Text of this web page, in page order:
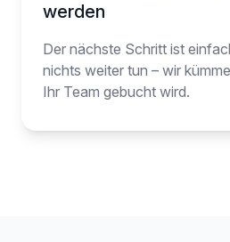
werden
Der nächste Schritt ist
nichts weiter tun – wir
Ihr Team gebucht wird.